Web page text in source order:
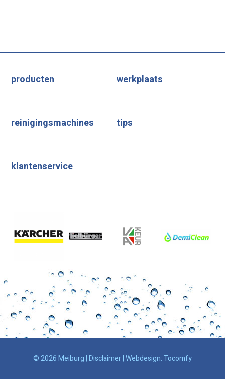
producten werkplaats
reinigingsmachines tips
klantenservice
© 2026 Meiburg |Disclaimer| Webdesign:Tocomfy